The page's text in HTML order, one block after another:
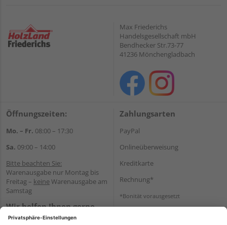
Max Friederichs
Handelsgesellschaft mbH
Bendhecker Str.73-77
41236 Mönchengladbach
Öffnungszeiten:
Mo. – Fr. 08:00 – 17:30
Sa. 09:00 – 14:00
Bitte beachten Sie:
Warenausgabe nur Montag bis
Freitag – keineWarenausgabe am
Samstag
Wir helfen Ihnen gerne
weiter
Zahlungsarten
PayPal
Onlineüberweisung
Kreditkarte
Rechnung*
*Bonität vorausgesetzt